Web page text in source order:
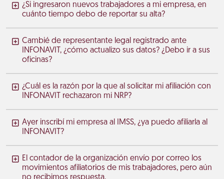
¿Si ingresaron nuevos trabajadores a mi empresa, en
cuánto tiempo debo de reportar su alta?
Cambié de representante legal registrado ante
INFONAVIT, ¿cómo actualizo sus datos? ¿Debo ir a sus
oficinas?
¿Cuál es la razón por la que al solicitar mi afiliación con
INFONAVIT rechazaron mi NRP?
Ayer inscribí mi empresa al IMSS, ¿ya puedo afiliarla al
INFONAVIT?
El contador de la organización envío por correo los
movimientos afiliatorios de mis trabajadores, pero aún